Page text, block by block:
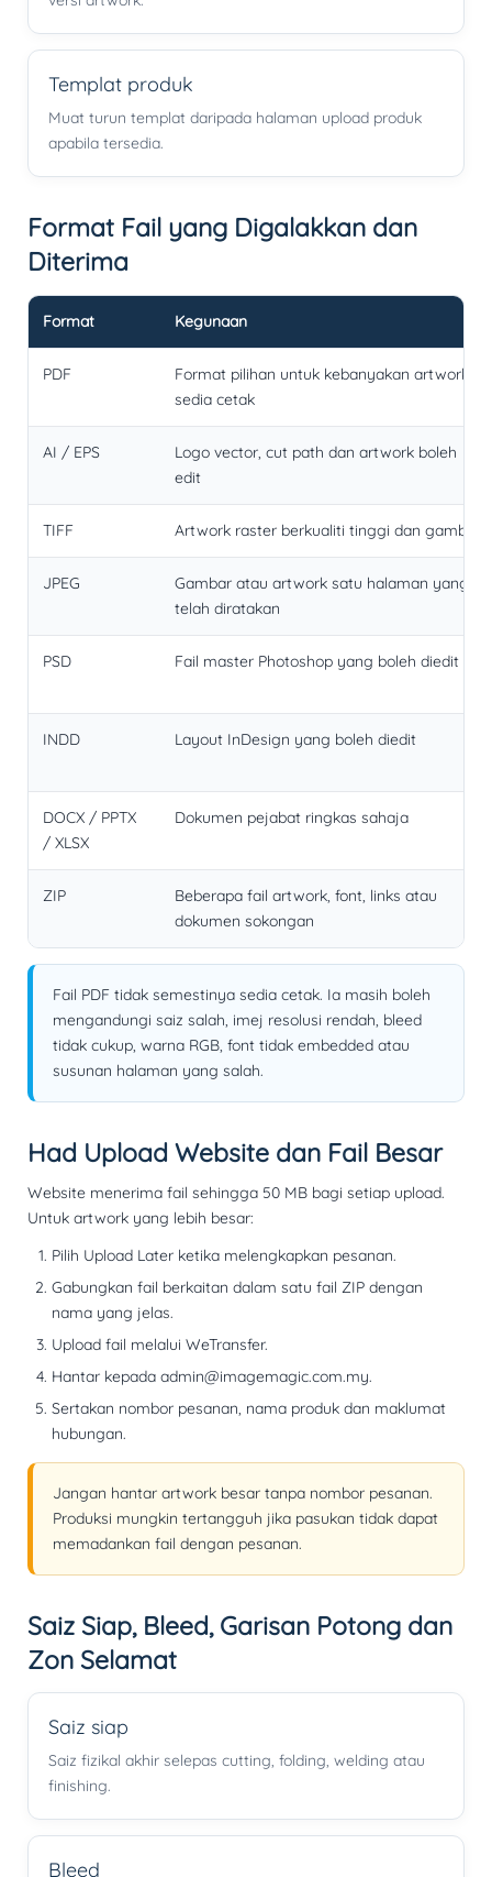
Templat produk
Muat turun templat daripada halaman upload produk
apabila tersedia.
Format Fail yang Digalakkan dan
Diterima
Format Kegunaan
PDF
Format pilihan untuk kebanyakan artwork
sedia cetak
AI / EPS
Logo vector, cut path dan artwork boleh
edit
TIFF Artwork raster berkualiti tinggi dan gambar
JPEG
Gambar atau artwork satu halaman yang
telah diratakan
PSD Fail master Photoshop yang boleh diedit
INDD Layout InDesign yang boleh diedit
DOCX / PPTX
/ XLSX
Dokumen pejabat ringkas sahaja
ZIP
Beberapa fail artwork, font, links atau
dokumen sokongan
Fail PDF tidak semestinya sedia cetak. Ia masih boleh
mengandungi saiz salah, imej resolusi rendah, bleed
tidak cukup, warna RGB, font tidak embedded atau
susunan halaman yang salah.
Had Upload Website dan Fail Besar
Website menerima fail sehingga 50 MB bagi setiap upload.
Untuk artwork yang lebih besar:
Pilih Upload Later ketika melengkapkan pesanan.
Gabungkan fail berkaitan dalam satu fail ZIP dengan
nama yang jelas.
Upload fail melalui WeTransfer.
Hantar kepada admin@imagemagic.com.my.
Sertakan nombor pesanan, nama produk dan maklumat
hubungan.
Jangan hantar artwork besar tanpa nombor pesanan.
Produksi mungkin tertangguh jika pasukan tidak dapat
memadankan fail dengan pesanan.
Saiz Siap, Bleed, Garisan Potong dan
Zon Selamat
Saiz siap
Saiz fizikal akhir selepas cutting, folding, welding atau
finishing.
Bleed